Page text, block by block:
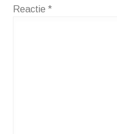
Reactie*